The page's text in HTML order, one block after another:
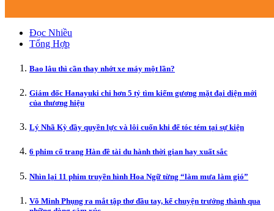
Đọc Nhiều
Tổng Hợp
Bao lâu thì cần thay nhớt xe máy một lần?
Giám đốc Hanayuki chi hơn 5 tỷ tìm kiếm gương mặt đại diện mới
của thương hiệu
Lý Nhã Kỳ đầy quyền lực và lôi cuốn khi để tóc tém tại sự kiện
6 phim cổ trang Hàn đề tài du hành thời gian hay xuất sắc
Nhìn lại 11 phim truyền hình Hoa Ngữ từng “làm mưa làm gió”
Võ Minh Phụng ra mắt tập thơ đầu tay, kể chuyện trưởng thành qua